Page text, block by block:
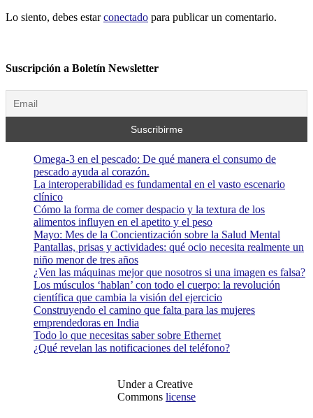
Lo siento, debes estarconectado para publicar un comentario.
Suscripción a Boletín Newsletter
Omega-3 en el pescado: De qué manera el consumo de
pescado ayuda al corazón.
La interoperabilidad es fundamental en el vasto escenario
clínico
Cómo la forma de comer despacio y la textura de los
alimentos influyen en el apetito y el peso
Mayo: Mes de la Concientización sobre la Salud Mental
Pantallas, prisas y actividades: qué ocio necesita realmente un
niño menor de tres años
¿Ven las máquinas mejor que nosotros si una imagen es falsa?
Los músculos ‘hablan’ con todo el cuerpo: la revolución
científica que cambia la visión del ejercicio
Construyendo el camino que falta para las mujeres
emprendedoras en India
Todo lo que necesitas saber sobre Ethernet
¿Qué revelan las notificaciones del teléfono?
Under a Creative
Commons license